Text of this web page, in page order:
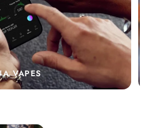
VAPES